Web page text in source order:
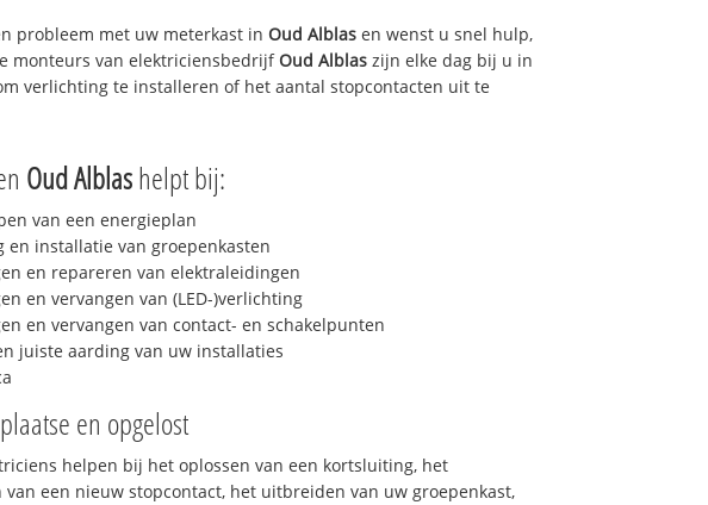
probleem met uw meterkast in Oud Alblas en wenst u snel hulp,
monteurs van elektriciensbedrijfOud Alblas zijn elke dag bij u in
verlichting te installeren of het aantal stopcontacten uit te
Oud Alblashelpt bij:
van een energieplan
en installatie van groepenkasten
en repareren van elektraleidingen
en vervangen van (LED-)verlichting
en vervangen van contact- en schakelpunten
juiste aarding van uw installaties
en opgelost
helpen bij het oplossen van een kortsluiting, het
van een nieuw stopcontact, het uitbreiden van uw groepenkast,